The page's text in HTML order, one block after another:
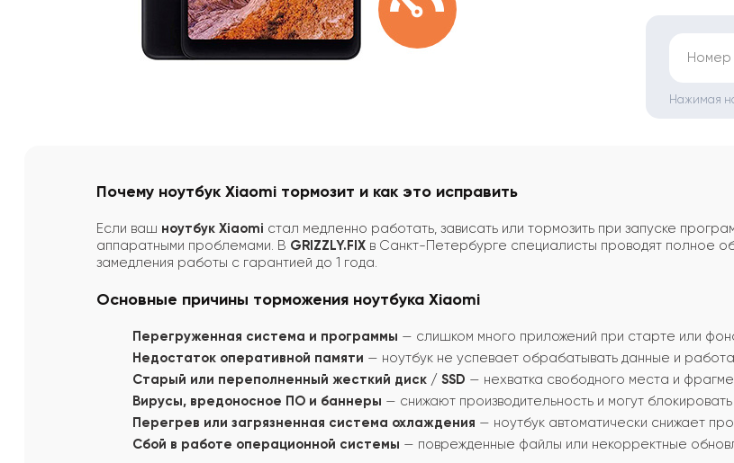
Номер
Нажимая
Почему ноутбук Xiaomi тормозит и как это исправить
Если ваш ноутбук Xiaomi стал медленно работать, зависать или тормозить при запуске
аппаратными проблемами. В GRIZZLY.FIX в Санкт-Петербурге специалисты проводят полное
замедления работы с гарантией до 1 года.
Основные причины торможения ноутбука Xiaomi
Перегруженная система и программы — слишком много приложений при старте или
Недостаток оперативной памяти — ноутбук не успевает обрабатывать данные и
Старый или переполненный жесткий диск / SSD — нехватка свободного места и
Вирусы, вредоносное ПО и баннеры — снижают производительность и могут
Перегрев или загрязненная система охлаждения — ноутбук автоматически снижает
Сбой в работе операционной системы — поврежденные файлы или некорректные